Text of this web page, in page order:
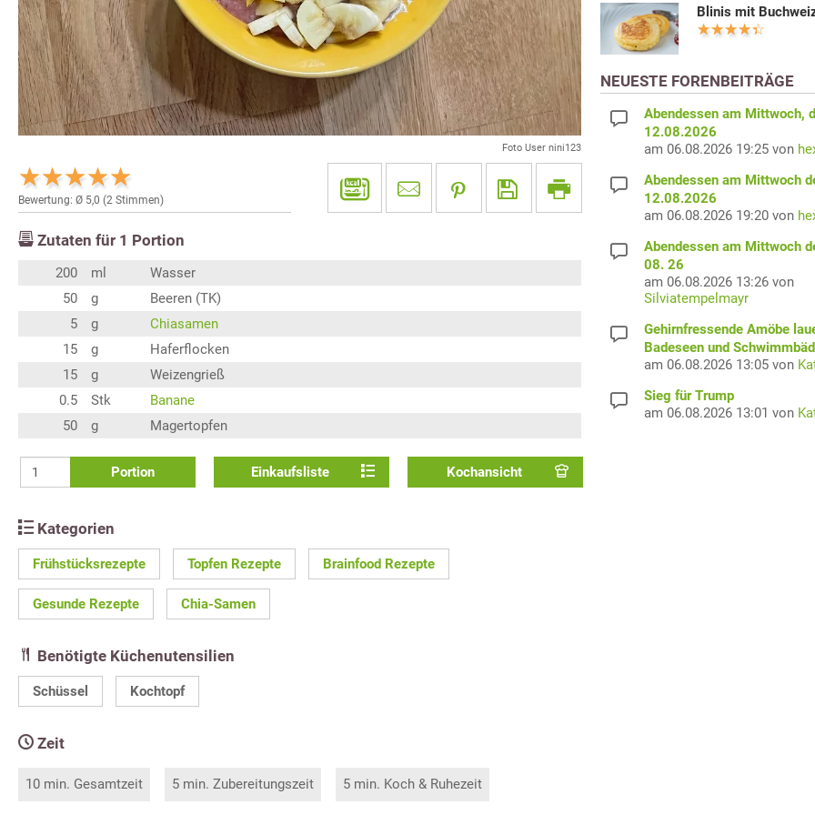
Foto User nini123
Bewertung: Ø 5,0 (2 Stimmen)
Zutaten für 1 Portion
200 ml
Wasser
50
g
Beeren (TK)
5
g
Chiasamen
15
g
Haferflocken
15
g
Weizengrieß
0.5
Stk
Banane
50
g Magertopfen
Portion Einkaufsliste Kochansicht
Kategorien
Frühstücksrezepte Topfen Rezepte Brainfood Rezepte
Gesunde Rezepte Chia-Samen
Benötigte Küchenutensilien
Schüssel Kochtopf
Zeit
10 min. Gesamtzeit 5 min. Zubereitungszeit 5 min. Koch & Ruhezeit
Blinis mit
NEUESTE FORENBEITRÄGE
Abendessen am Mittwoch,
12.08.2026
am 06.08.2026 19:25 von
Abendessen am Mittwoch
12.08.2026
am 06.08.2026 19:20 von
Abendessen am Mittwoch
08. 26
am 06.08.2026 13:26 von
Silviatempelmayr
Gehirnfressende Amöbe
Badeseen und
am 06.08.2026 13:05 von
Sieg für Trump
am 06.08.2026 13:01 von